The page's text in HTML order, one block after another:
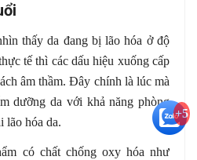
thấy da đang bị lão hóa ở độ
tế thì các dấu hiệu xuống cấp
âm thầm. Đây chính là lúc mà
dưỡng da với khả năng phòng
lão hóa da.
có chất chống oxy hóa như
+5